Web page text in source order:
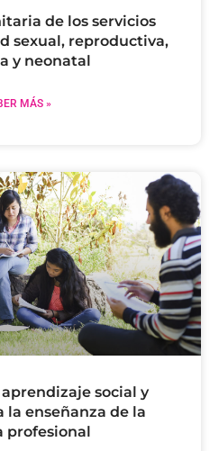
de los servicios
sexual, reproductiva,
y neonatal
MÁS »
social y
la enseñanza de la
profesional